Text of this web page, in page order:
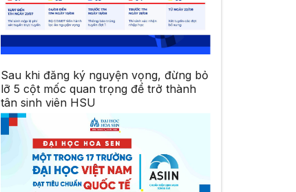
Sau khi đăng ký nguyện vọng, đừng bỏ
lỡ 5 cột mốc quan trọng để trở thành
tân sinh viên HSU